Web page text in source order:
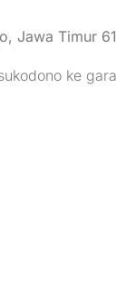
Jawa Timur
ke